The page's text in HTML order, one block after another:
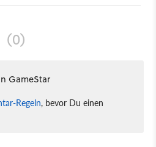
(0)
GameStar
Regeln, bevor Du einen